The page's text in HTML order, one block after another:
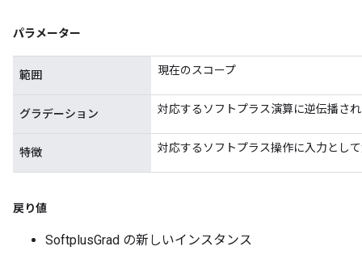
パラメーター
範囲 現在のスコープ
グラデーション 対応するソフトプラス演算に逆伝播さ
特徴 対応するソフトプラス操作に入力とし
戻り値
SoftplusGrad の新しいインスタンス